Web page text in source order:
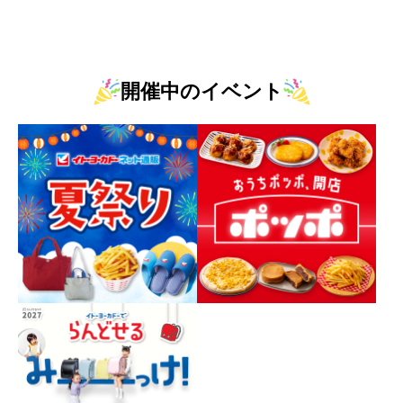
開催中のイベント